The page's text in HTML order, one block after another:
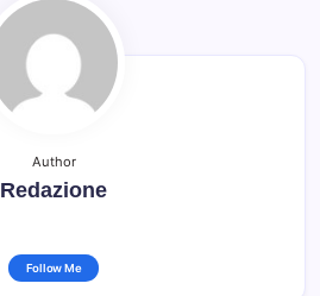
Author
Redazione
Follow Me